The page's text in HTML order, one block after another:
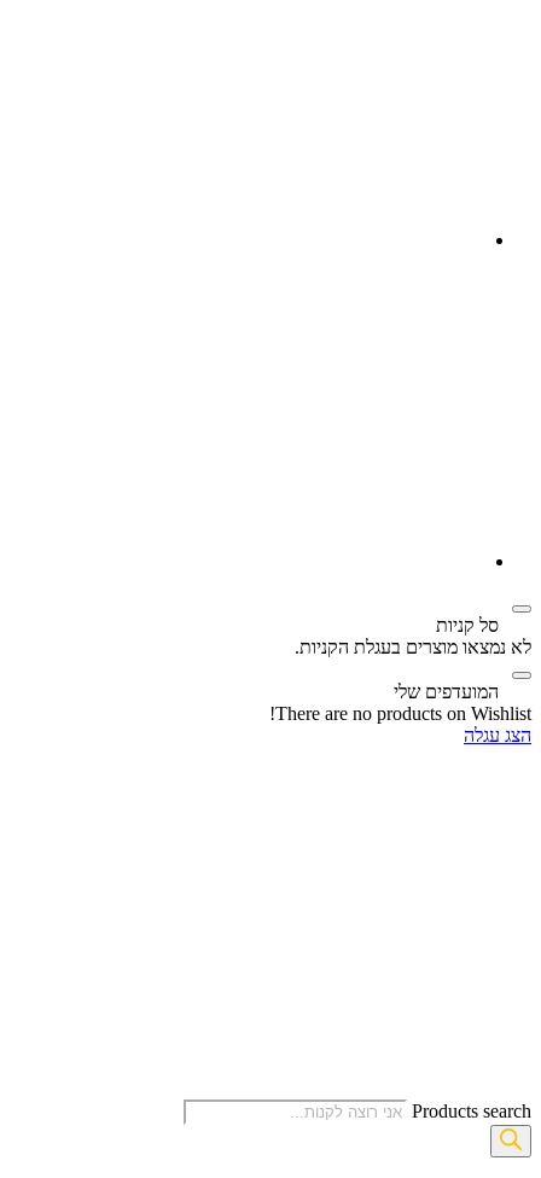
סל קניות‬
לא נמצאו מוצרים בעגלת הקניות.
המועדפים שלי
There are no products on Wishlist!
הצג עגלה
Products search